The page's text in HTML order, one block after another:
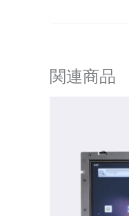
関連商品